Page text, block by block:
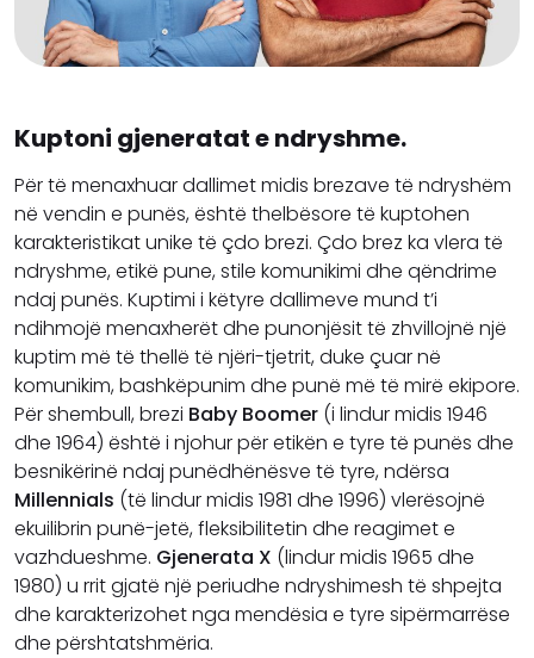
Kuptoni gjeneratat e ndryshme.
Për të menaxhuar dallimet midis brezave të ndryshëm
në vendin e punës, është thelbësore të kuptohen
karakteristikat unike të çdo brezi. Çdo brez ka vlera të
ndryshme, etikë pune, stile komunikimi dhe qëndrime
ndaj punës. Kuptimi i këtyre dallimeve mund t’i
ndihmojë menaxherët dhe punonjësit të zhvillojnë një
kuptim më të thellë të njëri-tjetrit, duke çuar në
komunikim, bashkëpunim dhe punë më të mirë ekipore.
Për shembull, brezi Baby Boomer (i lindur midis 1946
dhe 1964) është i njohur për etikën e tyre të punës dhe
besnikërinë ndaj punëdhënësve të tyre, ndërsa
Millennials (të lindur midis 1981 dhe 1996) vlerësojnë
ekuilibrin punë-jetë, fleksibilitetin dhe reagimet e
vazhdueshme. Gjenerata X (lindur midis 1965 dhe
1980) u rrit gjatë një periudhe ndryshimesh të shpejta
dhe karakterizohet nga mendësia e tyre sipërmarrëse
dhe përshtatshmëria.